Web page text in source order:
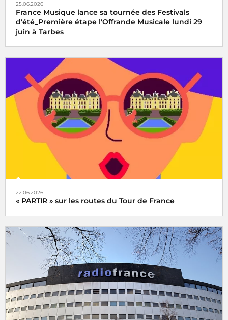
25.06.2026
France Musique lance sa tournée des Festivals
d'été_Première étape l'Offrande Musicale lundi 29
juin à Tarbes
22.06.2026
« PARTIR » sur les routes du Tour de France